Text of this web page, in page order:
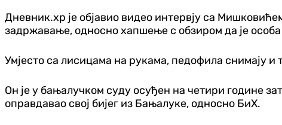
Дневник.хр је објавио видео интервју са
задржавање, односно хапшење с обзиром да је
Умјесто са лисицама на рукама, педофила снимају
Он је у бањалучком суду осуђен на четири године
оправдавао свој бијег из Бањалуке, односно БиХ.